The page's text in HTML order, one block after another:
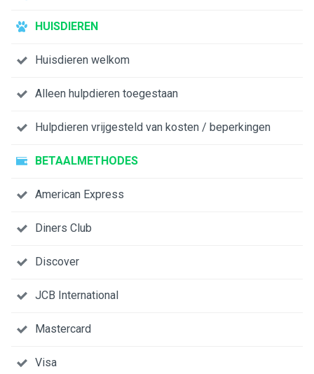
HUISDIEREN
Huisdieren welkom
Alleen hulpdieren toegestaan
Hulpdieren vrijgesteld van kosten / beperkingen
BETAALMETHODES
American Express
Diners Club
Discover
JCB International
Mastercard
Visa